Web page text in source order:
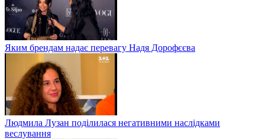
Яким брендам надає перевагу Надя Дорофєєва
Людмила Лузан поділилася негативними наслідками
веслування